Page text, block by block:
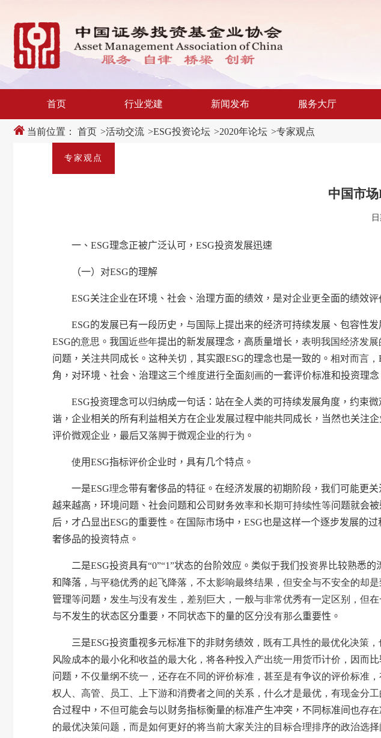
首页 行业党建 新闻发布 服务大厅
当前位置： 首页 >活动交流 >ESG投资论坛 >2020年论坛 >专家观点
专家观点
中国市
一、 ESG理念正被广泛认可， ESG投资发展迅速
（一）对ESG的理解
ESG关注企业在环境、社会、治理方面的绩效，是对企业更全面的绩效评
ESG的发展已有一段历史，与国际上提出来的经济可持续发展、包容性发
ESG的意思 。我国近些年提出的新发展理念，高质量增长， 表明我国经济发展
问题，关注共同成长。这种关切， 其实跟ESG的理念也是一致的。 相对而言，
角，对环境、社会、治理这三个维度进行全面刻画的一套评价标准和投资理念
ESG投资理念可以归纳成一句话：站在全人类的可持续发展角度，约束微
谐，企业相关的所有利益相关方在企业发展过程中能共同成长，当然也关注
评价微观企业，最后又落脚于微观企业的行为 。
使用ESG指标评价企业时，具有几个特点。
一是ESG理念带有奢侈品的特征。在经济发展的初期阶段，我们可能更
越来越高，环境问题、社会问题和公司 财务效率和长期可持续性等问题就会被
后，才凸显出ESG的重要性。在国际市场中， ESG也是这样一个逐步发展的
奢侈品的投资特点。
二是ESG投资具有“0”“1”状态的台阶效应。类似于我们 投资界 比较熟悉的
和降落 ，与平稳优秀的起飞降落，不太影响最终结果，但安全与不安全的却是
管理等问题， 发生与没有发生，差别巨大，一般与非常优秀有一定区别，但
与不发生的状态区分重要，不同状态下的量的区分没有那么重要性。
三是ESG投资重视多元标准下的非财务绩效 ，既有工具性的最优化决策
风险成本的最小化和收益的最大化，将各种投入产出统一用货币计价，因而
问题， 不仅量纲不统一，还存在不同的评价标准，甚至是有争议的评价标准
权人、高管、员工、上下游和消费者之间的关系，什么才是最优，有现金分
合过程中， 不但可能会与 以财务指标衡量的标准产生冲突，不同标准间也存在
的最优决策问题，而是如何更好的将当前大家关注的目标合理排序的政治选
具
页,